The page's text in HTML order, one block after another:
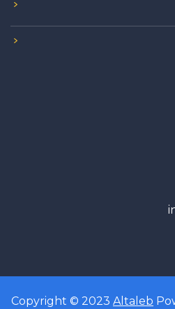
Copyright © 2023 Altaleb